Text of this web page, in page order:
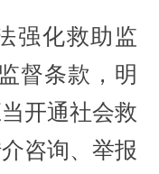
化救助监
督条款，明
开通社会救
咨询、举报